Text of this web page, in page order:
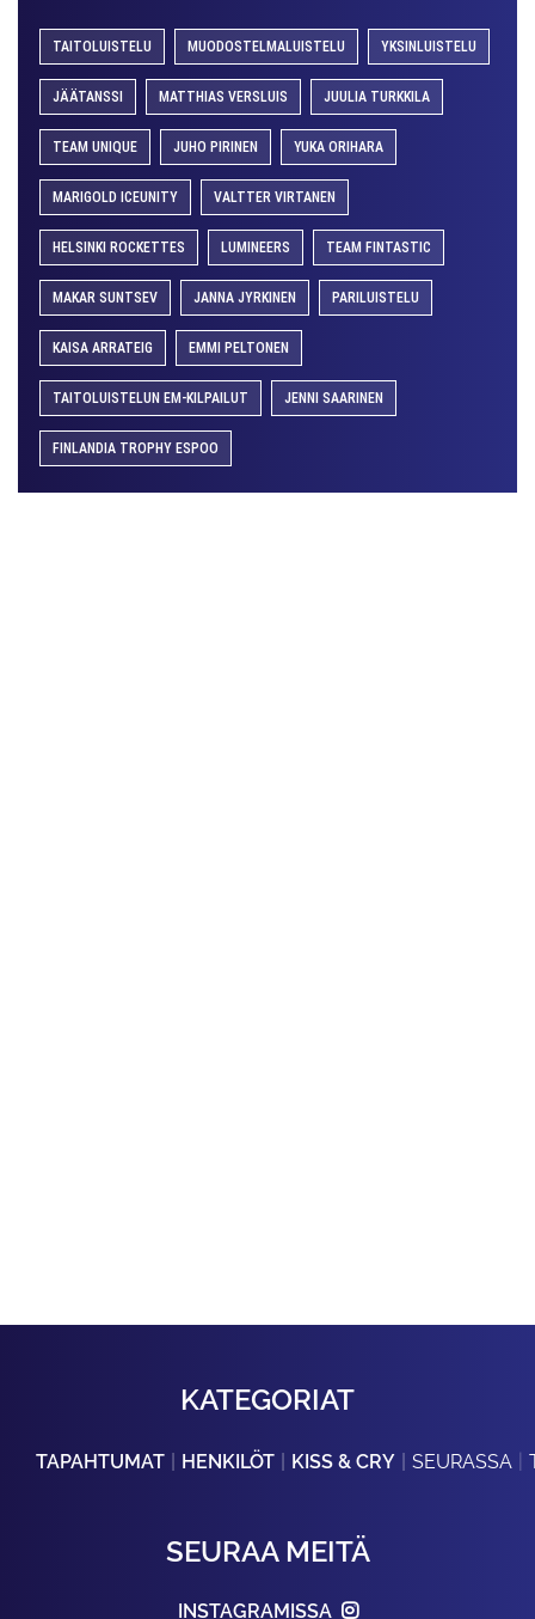
TAITOLUISTELU MUODOSTELMALUISTELU YKSINLUISTELU
JÄÄTANSSI MATTHIAS VERSLUIS JUULIA TURKKILA
TEAM UNIQUE JUHO PIRINEN YUKA ORIHARA
MARIGOLD ICEUNITY VALTTER VIRTANEN
HELSINKI ROCKETTES LUMINEERS TEAM FINTASTIC
MAKAR SUNTSEV JANNA JYRKINEN PARILUISTELU
KAISA ARRATEIG EMMI PELTONEN
TAITOLUISTELUN EM-KILPAILUT JENNI SAARINEN
FINLANDIA TROPHY ESPOO
KATEGORIAT
TAPAHTUMAT HENKILÖT KISS & CRY SEURASSA
SEURAA MEITÄ
INSTAGRAMISSA